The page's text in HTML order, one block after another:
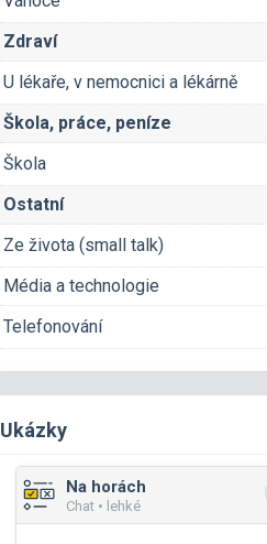
Zdraví
U lékaře, v nemocnici a lékárně
Škola, práce, peníze
Škola
Ostatní
Ze života (small talk)
Média a technologie
Telefonování
Ukázky
Na horách
Chat • lehké